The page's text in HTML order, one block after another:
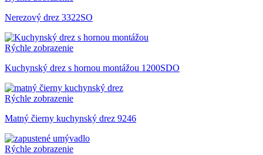
Nerezový drez 3322SO
Rýchle zobrazenie
Kuchynský drez s hornou montážou 1200SDO
Rýchle zobrazenie
Matný čierny kuchynský drez 9246
Rýchle zobrazenie